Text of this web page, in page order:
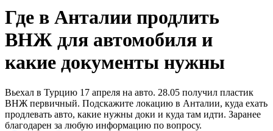
Где в Анталии продлить
ВНЖ для автомобиля и
какие документы нужны
Вьехал в Турцию 17 апреля на авто. 28.05 получил пластик
ВНЖ первичный. Подскажите локацию в Анталии, куда ехать
продлевать авто, какие нужны доки и куда там идти. Заранее
благодарен за любую информацию по вопросу.